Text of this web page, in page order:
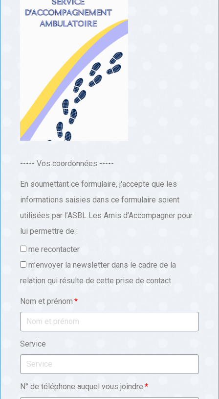
----- Vos coordonnées -----
En soumettant ce formulaire, j'accepte que les
informations saisies dans ce formulaire soient
utilisées par l’ASBL Les Amis d’Accompagner pour
lui permettre de :
me recontacter
m’envoyer la newsletter dans le cadre de la
relation qui résulte de cette prise de contact.
Nom et prénom
Service
N° de téléphone auquel vous joindre